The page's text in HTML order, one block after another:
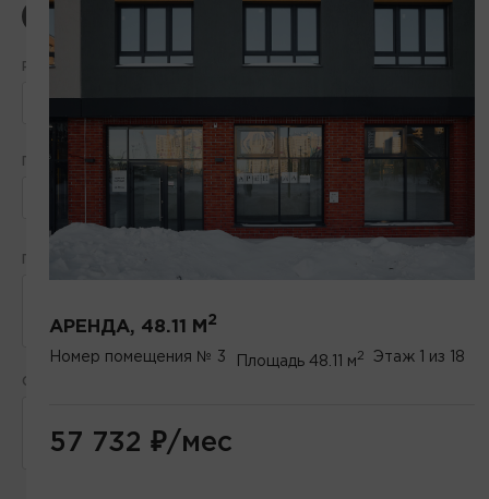
РАСПОЛОЖЕНИЕ
ПРОЕКТ
СТОИМОСТЬ, МЛН ₽
от
АРЕНДА, 48.11 М 2
Номер помещения № 3 Площадь 48.11 м2 Этаж 1 из 18
57 732 ₽/мес